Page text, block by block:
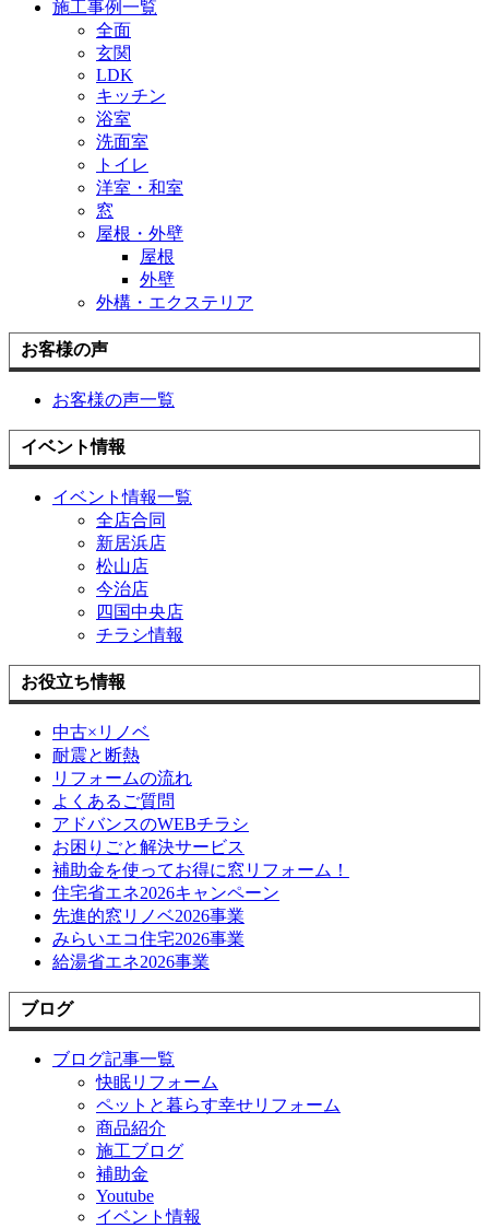
施工事例一覧
全面
玄関
LDK
キッチン
浴室
洗面室
トイレ
洋室・和室
窓
屋根・外壁
屋根
外壁
外構・エクステリア
お客様の声
お客様の声一覧
イベント情報
イベント情報一覧
全店合同
新居浜店
松山店
今治店
四国中央店
チラシ情報
お役立ち情報
中古×リノベ
耐震と断熱
リフォームの流れ
よくあるご質問
アドバンスのWEBチラシ
お困りごと解決サービス
補助金を使ってお得に窓リフォーム！
住宅省エネ2026キャンペーン
先進的窓リノベ2026事業
みらいエコ住宅2026事業
給湯省エネ2026事業
ブログ
ブログ記事一覧
快眠リフォーム
ペットと暮らす幸せリフォーム
商品紹介
施工ブログ
補助金
Youtube
イベント情報